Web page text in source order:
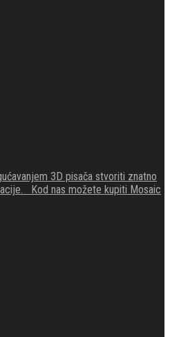
3D pisača stvoriti znatno
Kod nas možete kupiti Mosaic